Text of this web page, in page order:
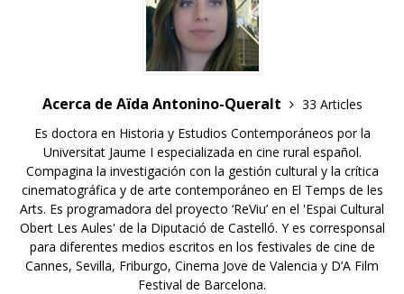
Acerca de Aïda Antonino-Queralt
33 Articles
Es doctora en Historia y Estudios Contemporáneos por la
Universitat Jaume I especializada en cine rural español.
Compagina la investigación con la gestión cultural y la crítica
cinematográfica y de arte contemporáneo en El Temps de les
Arts. Es programadora del proyecto ‘ReViu’ en el 'Espai Cultural
Obert Les Aules' de la Diputació de Castelló. Y es corresponsal
para diferentes medios escritos en los festivales de cine de
Cannes, Sevilla, Friburgo, Cinema Jove de Valencia y D’A Film
Festival de Barcelona.